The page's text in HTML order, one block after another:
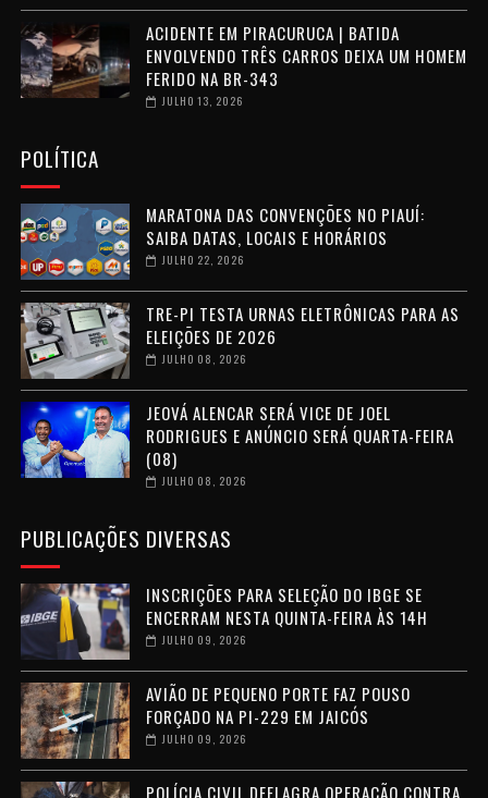
ACIDENTE EM PIRACURUCA | BATIDA
ENVOLVENDO TRÊS CARROS DEIXA UM HOMEM
FERIDO NA BR-343
JULHO 13, 2026
POLÍTICA
MARATONA DAS CONVENÇÕES NO PIAUÍ:
SAIBA DATAS, LOCAIS E HORÁRIOS
JULHO 22, 2026
TRE-PI TESTA URNAS ELETRÔNICAS PARA AS
ELEIÇÕES DE 2026
JULHO 08, 2026
JEOVÁ ALENCAR SERÁ VICE DE JOEL
RODRIGUES E ANÚNCIO SERÁ QUARTA-FEIRA
(08)
JULHO 08, 2026
PUBLICAÇÕES DIVERSAS
INSCRIÇÕES PARA SELEÇÃO DO IBGE SE
ENCERRAM NESTA QUINTA-FEIRA ÀS 14H
JULHO 09, 2026
AVIÃO DE PEQUENO PORTE FAZ POUSO
FORÇADO NA PI-229 EM JAICÓS
JULHO 09, 2026
POLÍCIA CIVIL DEFLAGRA OPERAÇÃO CONTRA